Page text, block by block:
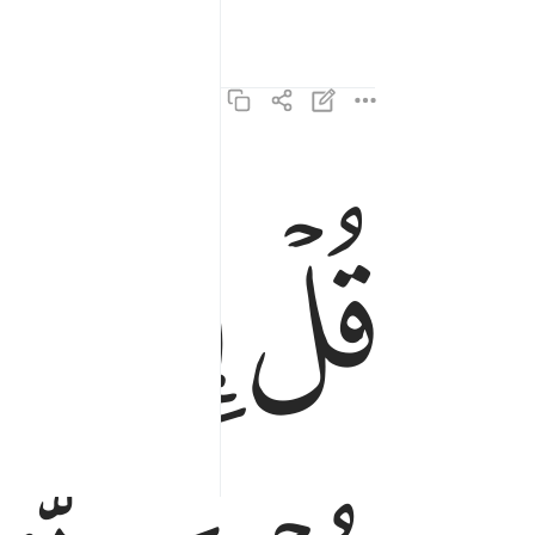
قُلْ إِنِّىٓ أُمِرْتُ أَنْ أَعْبُدَ ٱللَّهَ مُخْلِصًۭا لَّهُ
ﱁﱂ